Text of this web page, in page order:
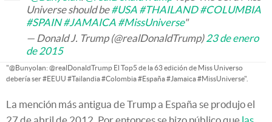
Universe should be#USA #THAILAND #COLUMBIA
#SPAIN #JAMAICA #MissUniverse"
— Donald J. Trump (@realDonaldTrump)23 de enero
de 2015
"@Bunyolan: @realDonaldTrump El Top5 de la 63 edición de Miss Universo
debería ser #EEUU #Tailandia #Colombia #España #Jamaica #MissUniverse".
La mención más antigua de Trump a España se produjo el